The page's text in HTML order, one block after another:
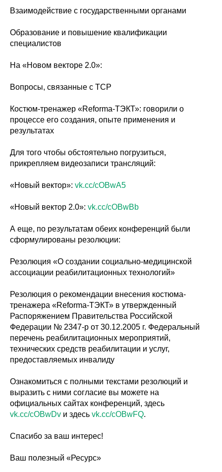
Взаимодействие с государственными органами
Образование и повышение квалификации
специалистов
На «Новом векторе 2.0»:
Вопросы, связанные с ТСР
Костюм-тренажер «Reforma-ТЭКТ»: говорили о
процессе его создания, опыте применения и
результатах
Для того чтобы обстоятельно погрузиться,
прикрепляем видеозаписи трансляций:
«Новый вектор»: vk.cc/cOBwA5
«Новый вектор 2.0»: vk.cc/cOBwBb
А еще, по результатам обеих конференций были
сформулированы резолюции:
Резолюция «О создании социально-медицинской
ассоциации реабилитационных технологий»
Резолюция о рекомендации внесения костюма-
тренажера «Reforma-ТЭКТ» в утвержденный
Распоряжением Правительства Российской
Федерации № 2347-р от 30.12.2005 г. Федеральный
перечень реабилитационных мероприятий,
технических средств реабилитации и услуг,
предоставляемых инвалиду
Ознакомиться с полными текстами резолюций и
выразить с ними согласие вы можете на
официальных сайтах конференций, здесь
vk.cc/cOBwDv и здесь vk.cc/cOBwFQ.
Спасибо за ваш интерес!
Ваш полезный «Ресурс»